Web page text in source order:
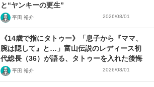
と“ヤンキーの更生”
平田 裕介 2026/08/01
《14歳で指にタトゥー》「息子から『ママ、
腕は隠して』と…」富山伝説のレディース初
代総長（36）が語る、タトゥーを入れた後悔
平田 裕介 2026/08/01